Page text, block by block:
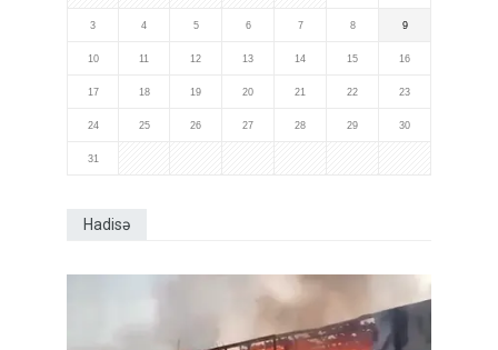
3 4 5 6 7 8 9
10 11 12 13 14 15 16
17 18 19 20 21 22 23
24 25 26 27 28 29 30
31
Hadisə